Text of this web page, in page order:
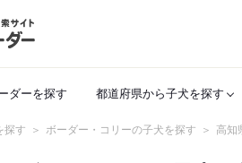
ダーを探す 都道府県から子犬を探す
探す ボーダー・コリーの子犬を探す 高知